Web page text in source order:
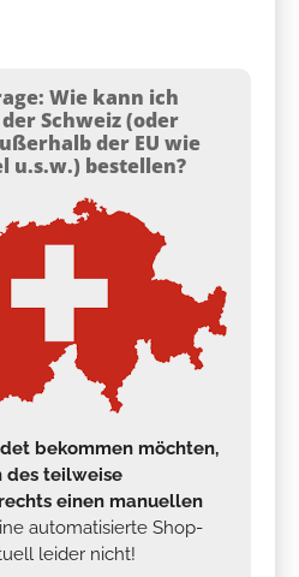
Wie kann ich
Schweiz (oder
der EU wie
u.s.w.) bestellen?
bekommen möchten,
des teilweise
einen manuellen
automatisierte Shop-
leider nicht!